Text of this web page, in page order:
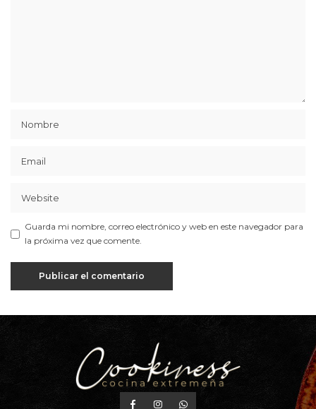
Guarda mi nombre, correo electrónico y web en este navegador para
la próxima vez que comente.